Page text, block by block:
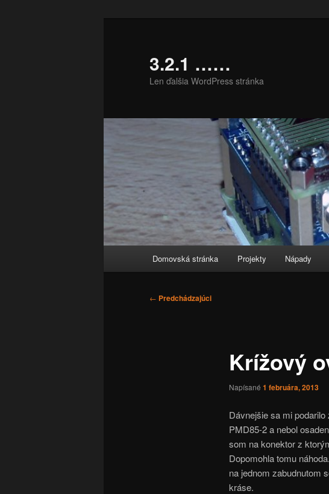
3.2.1 ……
Len ďalšia WordPress stránka
Domovská stránka Projekty Nápady
Navigácia
← Predchádzajúci
Krížový
Napísané 1 februára, 2013
Dávnejšie sa mi
PMD85-2 a nebol
som na konektor z
Dopomohla tomu
na jednom zabudnutom
kráse.